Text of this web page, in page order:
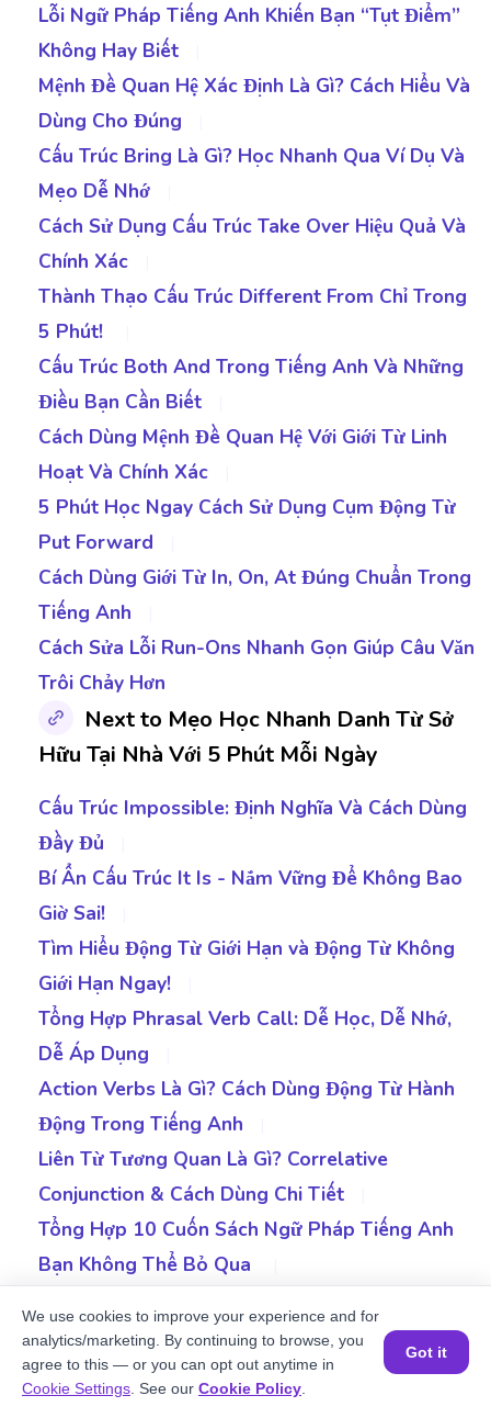
Lỗi Ngữ Pháp Tiếng Anh Khiến Bạn “Tụt Điểm”
Không Hay Biết
Mệnh Đề Quan Hệ Xác Định Là Gì? Cách Hiểu Và
Dùng Cho Đúng
Cấu Trúc Bring Là Gì? Học Nhanh Qua Ví Dụ Và
Mẹo Dễ Nhớ
Cách Sử Dụng Cấu Trúc Take Over Hiệu Quả Và
Chính Xác
Thành Thạo Cấu Trúc Different From Chỉ Trong
5 Phút!
Cấu Trúc Both And Trong Tiếng Anh Và Những
Điều Bạn Cần Biết
Cách Dùng Mệnh Đề Quan Hệ Với Giới Từ Linh
Hoạt Và Chính Xác
5 Phút Học Ngay Cách Sử Dụng Cụm Động Từ
Put Forward
Cách Dùng Giới Từ In, On, At Đúng Chuẩn Trong
Tiếng Anh
Cách Sửa Lỗi Run-Ons Nhanh Gọn Giúp Câu Văn
Trôi Chảy Hơn
Next to Mẹo Học Nhanh Danh Từ Sở
Hữu Tại Nhà Với 5 Phút Mỗi Ngày
Cấu Trúc Impossible: Định Nghĩa Và Cách Dùng
Đầy Đủ
Bí Ẩn Cấu Trúc It Is - Nắm Vững Để Không Bao
Giờ Sai!
Tìm Hiểu Động Từ Giới Hạn và Động Từ Không
Giới Hạn Ngay!
Tổng Hợp Phrasal Verb Call: Dễ Học, Dễ Nhớ,
Dễ Áp Dụng
Action Verbs Là Gì? Cách Dùng Động Từ Hành
Động Trong Tiếng Anh
Liên Từ Tương Quan Là Gì? Correlative
Conjunction & Cách Dùng Chi Tiết
Tổng Hợp 10 Cuốn Sách Ngữ Pháp Tiếng Anh
Bạn Không Thể Bỏ Qua
IELTS Hiệu Quả
|
Cách Dùng Throughout Trong Tiếng Anh Chuẩn
Và Dễ Hiểu Nhất
Đặt một buổi học MIỄN PHÍ
We use cookies to improve your experience and for
analytics/marketing. By continuing to browse, you
agree to this — or you can opt out anytime in
Cookie Settings . See our Cookie Policy
Got it